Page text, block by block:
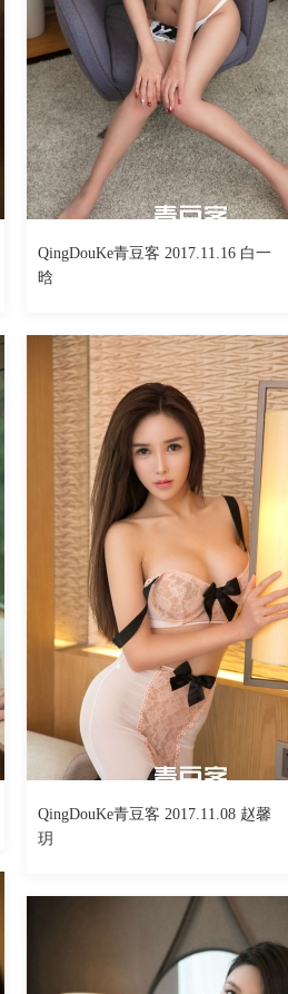
3095 阅读
By
阅读
QingDouKe青豆客 2017.11.16 白一
晗
By
QingDouKe青豆客 2017.11.08 赵馨
玥